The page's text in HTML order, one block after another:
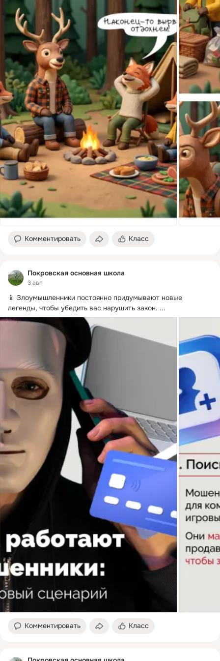
Комментировать Класс
Покровская основная школа
3 авг
📱 Злоумышленники постоянно придумывают новые
легенды, чтобы убедить вас нарушить закон. ...
Комментировать Класс